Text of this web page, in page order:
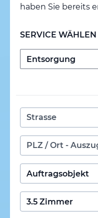
haben Sie bereits
SERVICE WÄHLEN